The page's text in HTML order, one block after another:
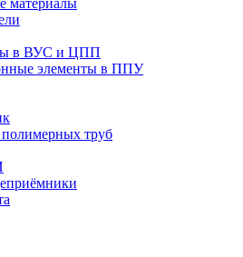
материалы
в ВУС и ЦПП
элементы в ППУ
труб